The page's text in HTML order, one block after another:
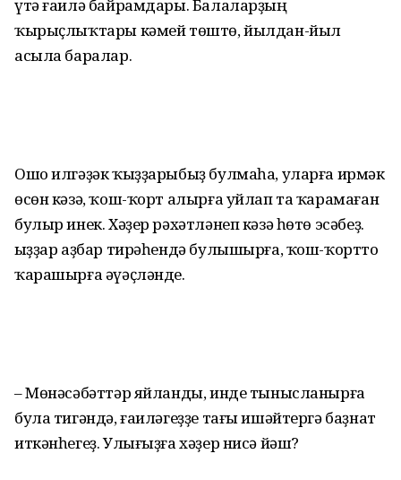
үтә ғаилә байрамдары. Балаларҙың
ҡырыҫлыҡтары кәмей төштө, йылдан-йыл
асыла баралар.
Ошо илгәҙәк ҡыҙҙарыбыҙ булмаһа, уларға ирмәк
өсөн кәзә, ҡош-ҡорт алырға уйлап та ҡарамаған
булыр инек. Хәҙер рәхәтләнеп кәзә һөтө эсәбеҙ.
Ҡыҙҙар аҙбар тирәһендә булышырға, ҡош-ҡортто
ҡарашырға әүәҫләнде.
– Мөнәсәбәттәр яйланды, инде тынысланырға
була тигәндә, ғаиләгеҙҙе тағы ишәйтергә баҙнат
иткәнһегеҙ. Улығыҙға хәҙер нисә йәш?